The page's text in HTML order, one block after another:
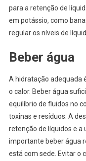
para a retenção de
em potássio, como
regular os níveis de
Beber água
A hidratação adequada
o calor. Beber água
equilíbrio de fluidos no
toxinas e resíduos. A
retenção de líquidos e a
importante beber água
está com sede. Evitar o